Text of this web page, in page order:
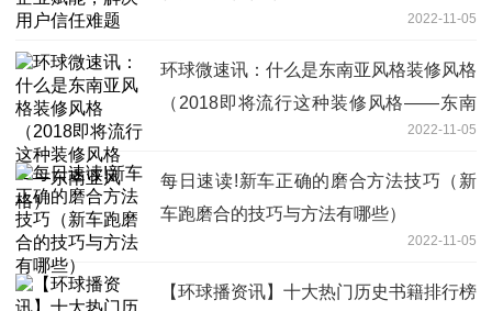
2022-11-05
环球微速讯：什么是东南亚风格装修风格
（2018即将流行这种装修风格——东南
2022-11-05
每日速读!新车正确的磨合方法技巧（新
车跑磨合的技巧与方法有哪些）
2022-11-05
【环球播资讯】十大热门历史书籍排行榜